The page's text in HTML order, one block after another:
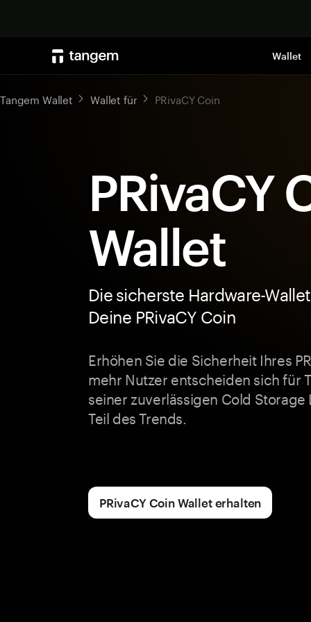
Wallet
Tangem Wallet Wallet für PRivaCY Coin
PRivaCY
Wallet
Die sicherste Hardware-
Deine PRivaCY Coin
Erhöhen Sie die Sicherheit Ihres
mehr Nutzer entscheiden sich für
seiner zuverlässigen Cold
Teil des Trends.
PRivaCY Coin Wallet erhalten